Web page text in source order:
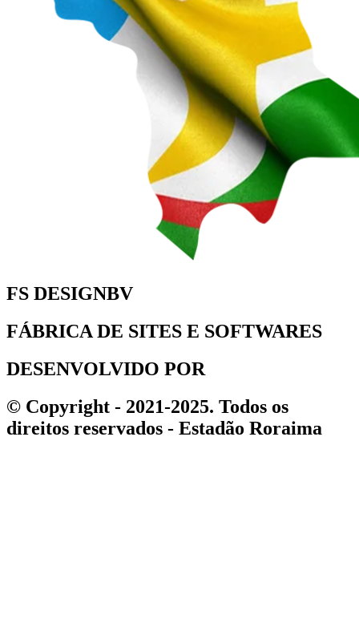
FS DESIGNBV
FÁBRICA DE SITES E SOFTWARES
DESENVOLVIDO POR
© Copyright - 2021-2025. Todos os
direitos reservados - Estadão Roraima